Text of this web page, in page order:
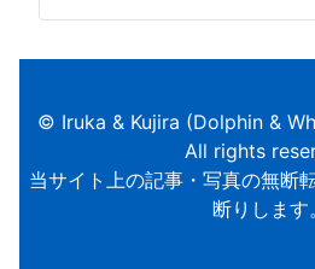
© Iruka & Kujira (Dolphin &
All rights
当サイト上の記事・写真の無断
断りします。